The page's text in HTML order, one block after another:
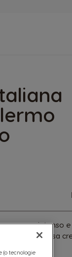
espresso intenso
una generosa
(o tecnologie